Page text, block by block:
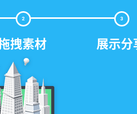
2
拽素材
3
展示分